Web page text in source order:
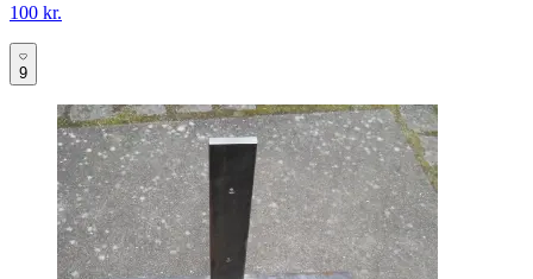
100 kr.
9